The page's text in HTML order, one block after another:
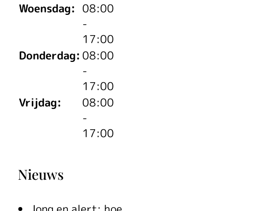
Woensdag: 08:00
-
17:00
Donderdag: 08:00
-
17:00
Vrijdag:
08:00
-
17:00
Nieuws